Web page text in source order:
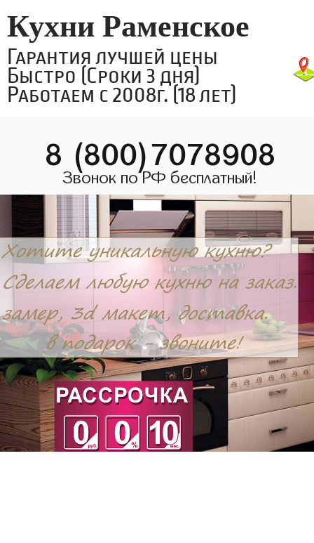
Кухни Раменское
Гарантия лучшей цены
Быстро (Сроки 3 дня)
Работаем с 2008г. (18 лет)
8 (800)7078908
Звонок по РФ бесплатный!